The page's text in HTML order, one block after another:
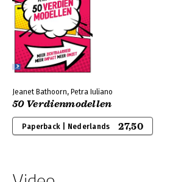
Jeanet Bathoorn, Petra Iuliano
50 Verdienmodellen
Paperback | Nederlands 27,50